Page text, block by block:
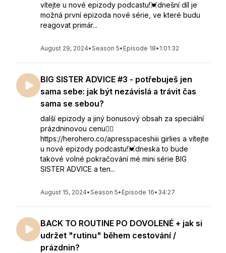
vítejte u nové epizody podcastu!💓dnešní díl je
možná první epizoda nové série, ve které budu
reagovat primár...
August 29, 2024•Season 5• Episode 18• 1:01:32
BIG SISTER ADVICE #3 - potřebuješ jen
sama sebe: jak být nezávislá a trávit čas
sama se sebou?
další epizody a jiný bonusový obsah za speciální
prázdninovou cenu👇🏻
https://herohero.co/apresspaceshiii girlies a vítejte
u nové epizody podcastu!💓dneska to bude
takové volné pokračování mé mini série BIG
SISTER ADVICE a ten...
August 15, 2024•Season 5• Episode 16• 34:27
BACK TO ROUTINE PO DOVOLENÉ + jak si
udržet "rutinu" během cestování /
prázdnin?